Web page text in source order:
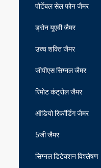
पोर्टेबल सेल फोन जैमर
ड्रोन यूएवी जैमर
उच्च शक्ति जैमर
जीपीएस सिग्नल जैमर
रिमोट कंट्रोल जैमर
ऑडियो रिकॉर्डिंग जैमर
5जी जैमर
सिग्नल डिटेक्शन विश्लेषण